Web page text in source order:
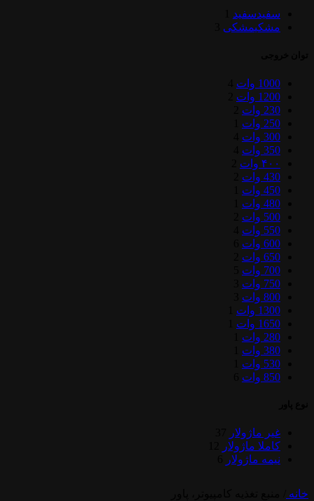
سفیدسفید
مشکیمشکی
1000 وات
1200 وات
230 وات
250 وات
300 وات
350 وات
۴۰۰ وات
430 وات
450 وات
480 وات
500 وات
550 وات
600 وات
650 وات
700 وات
750 وات
800 وات
1300 وات
1650 وات
280 وات
380 وات
530 وات
850 وات
غیر ماژولار
کاملا ماژولار
نیمه ماژولار
خانه